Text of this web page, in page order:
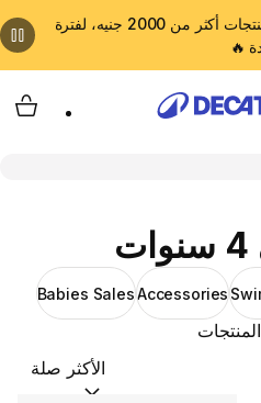
احصل على توصيل مجاني علي المنتجات أكثر من 2000 جنيه، لفترة
🔥
Accessories
Babies Sales
ترتيب حسب: